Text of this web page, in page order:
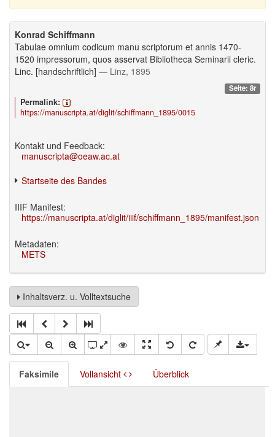
Konrad Schiffmann
Tabulae omnium codicum manu scriptorum et annis 1470-
1520 impressorum, quos asservat Bibliotheca Seminarii cleric.
Linc. [handschriftlich] — Linz, 1895
Seite: 8r
Permalink:
https://manuscripta.at/diglit/schiffmann_1895/0015
Kontakt und Feedback:
manuscripta@oeaw.ac.at
Startseite des Bandes
IIIF Manifest:
https://manuscripta.at/diglit/iiif/schiffmann_1895/manifest.json
Metadaten:
METS
Inhaltsverz. u. Volltextsuche
Faksimile Vollansicht Überblick